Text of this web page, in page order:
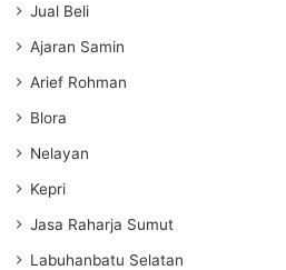
Jual Beli
Ajaran Samin
Arief Rohman
Blora
Nelayan
Kepri
Jasa Raharja Sumut
Labuhanbatu Selatan